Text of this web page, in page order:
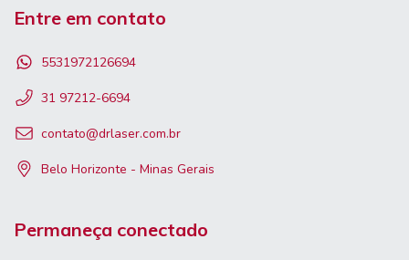
Entre em contato
5531972126694
31 97212-6694
contato@drlaser.com.br
Belo Horizonte - Minas Gerais
Permaneça conectado